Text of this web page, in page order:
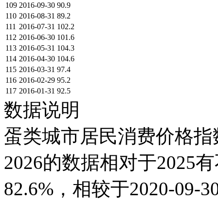
109 2016-09-30 90.9
110 2016-08-31 89.2
111 2016-07-31 102.2
112 2016-06-30 101.6
113 2016-05-31 104.3
114 2016-04-30 104.6
115 2016-03-31 97.4
116 2016-02-29 95.2
117 2016-01-31 92.5
数据说明
蛋类城市居民消费价格
2026的数据相对于2025
82.6%，相较于2020-09-